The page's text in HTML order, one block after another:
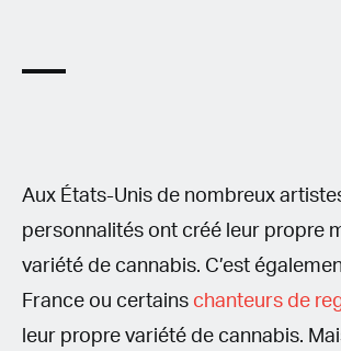
Aux États-Unis de nombreux
personnalités ont créé leur propre
variété de cannabis. C’est
France ou certains chanteurs de
leur propre variété de cannabis.